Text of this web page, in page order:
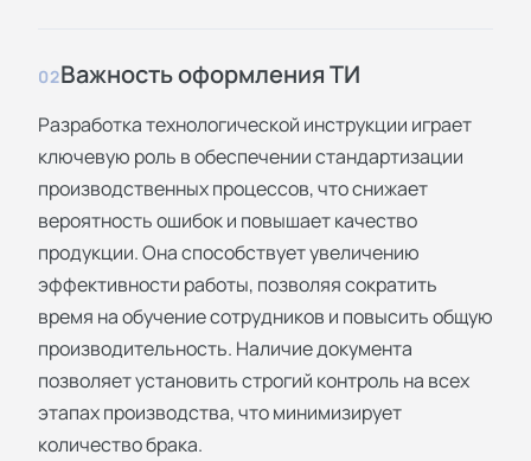
02Важность оформления ТИ
Разработка технологической инструкции играет
ключевую роль в обеспечении стандартизации
производственных процессов, что снижает
вероятность ошибок и повышает качество
продукции. Она способствует увеличению
эффективности работы, позволяя сократить
время на обучение сотрудников и повысить общую
производительность. Наличие документа
позволяет установить строгий контроль на всех
этапах производства, что минимизирует
количество брака.